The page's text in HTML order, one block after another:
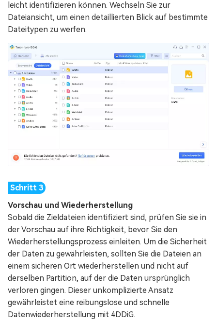
leicht identifizieren können. Wechseln Sie zur
Dateiansicht, um einen detaillierten Blick auf bestimmte
Dateitypen zu werfen.
Vorschau und Wiederherstellung
Sobald die Zieldateien identifiziert sind, prüfen Sie sie in
der Vorschau auf ihre Richtigkeit, bevor Sie den
Wiederherstellungsprozess einleiten. Um die Sicherheit
der Daten zu gewährleisten, sollten Sie die Dateien an
einem sicheren Ort wiederherstellen und nicht auf
derselben Partition, auf der die Daten ursprünglich
verloren gingen. Dieser unkomplizierte Ansatz
gewährleistet eine reibungslose und schnelle
Datenwiederherstellung mit 4DDiG.